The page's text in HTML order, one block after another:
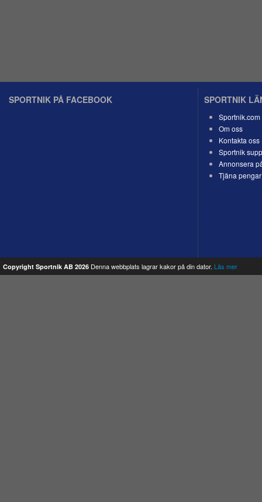
SPORTNIK PÅ FACEBOOK SPORTNIK
Sportnik.com
Om oss
Kontakta oss
Sportnik
Annonsera
Tjäna pengar
Copyright Sportnik AB 2026 Denna webbplats lagrar kakor på din dator. Läs mer